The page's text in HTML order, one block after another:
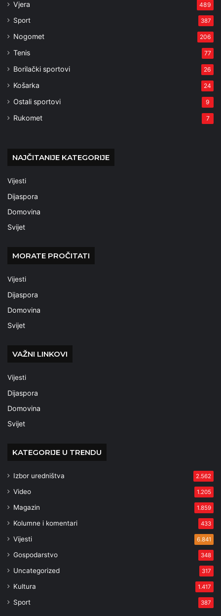
Vjera 489
Sport 387
Nogomet 206
Tenis 77
Borilački sportovi 26
Košarka 24
Ostali sportovi 9
Rukomet 7
NAJČITANIJE KATEGORIJE
Vijesti
Dijaspora
Domovina
Svijet
MORATE PROČITATI
Vijesti
Dijaspora
Domovina
Svijet
VAŽNI LINKOVI
Vijesti
Dijaspora
Domovina
Svijet
KATEGORIJE U TRENDU
Izbor uredništva 2.562
Video 1.205
Magazin 1.859
Kolumne i komentari 433
Vijesti 6.841
Gospodarstvo 348
Uncategorized 317
Kultura 1.417
Sport 387